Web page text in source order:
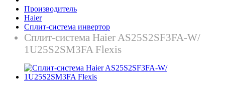
Производитель
Haier
Сплит-система инвертор
Сплит-система Haier AS25S2SF3FA-W/
1U25S2SM3FA Flexis